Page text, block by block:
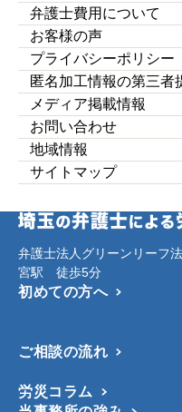
弁護士費用について
お客様の声
プライバシーポリシー
匿名加工情報の第三者
メディア掲載情報
お問い合わせ
地域情報
サイトマップ
弁護士法人グリーンリーフ
宮駅 徒歩5分
初めての方へ
ご相談の流れ
労災コラム